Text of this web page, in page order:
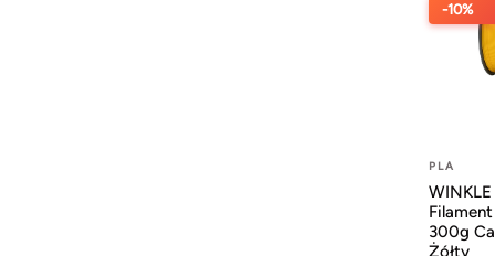
-10%
PLA
300g
Żółty